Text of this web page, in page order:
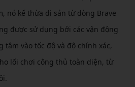
nó kế thừa di sản từ dòng Brave
được sử dụng bởi các vận động
tâm vào tốc độ và độ chính xác,
lối chơi công thủ toàn diện, từ